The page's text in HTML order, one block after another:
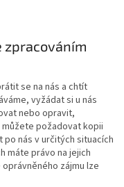
zpracováním
se na nás a chtít
vyžádat si u nás
nebo opravit,
požadovat kopii
nás v určitých situacích
máte právo na jejich
zájmu lze